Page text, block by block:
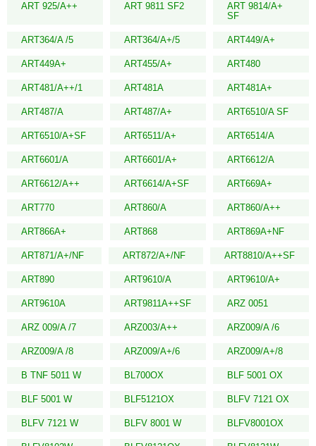
ART 925/A++ ART 9811 SF2
ART 9814/A+
SF
ART364/A /5 ART364/A+/5 ART449/A+
ART449A+ ART455/A+ ART480
ART481/A++/1 ART481A ART481A+
ART487/A ART487/A+ ART6510/A SF
ART6510/A+SF ART6511/A+ ART6514/A
ART6601/A ART6601/A+ ART6612/A
ART6612/A++ ART6614/A+SF ART669A+
ART770 ART860/A ART860/A++
ART866A+ ART868 ART869A+NF
ART871/A+/NF ART872/A+/NF ART8810/A++SF
ART890 ART9610/A ART9610/A+
ART9610A ART9811A++SF ARZ 0051
ARZ 009/A /7 ARZ003/A++ ARZ009/A /6
ARZ009/A /8 ARZ009/A+/6 ARZ009/A+/8
B TNF 5011 W BL700OX BLF 5001 OX
BLF 5001 W BLF5121OX BLFV 7121 OX
BLFV 7121 W BLFV 8001 W BLFV8001OX